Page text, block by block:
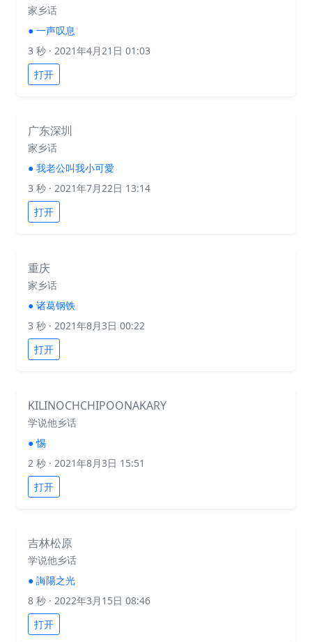
家乡话
● 一声叹息
3 秒 · 2021年4月21日 01:03
打开
广东深圳
家乡话
● 我老公叫我小可愛
3 秒 · 2021年7月22日 13:14
打开
重庆
家乡话
● 诸葛钢铁
3 秒 · 2021年8月3日 00:22
打开
KILINOCHCHIPOONAKARY
学说他乡话
● 惕
2 秒 · 2021年8月3日 15:51
打开
吉林松原
学说他乡话
● 誨陽之光
8 秒 · 2022年3月15日 08:46
打开